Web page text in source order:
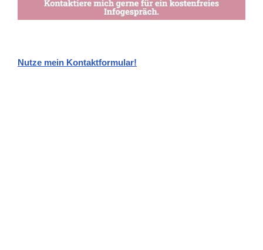
Nutze mein Kontaktformular!